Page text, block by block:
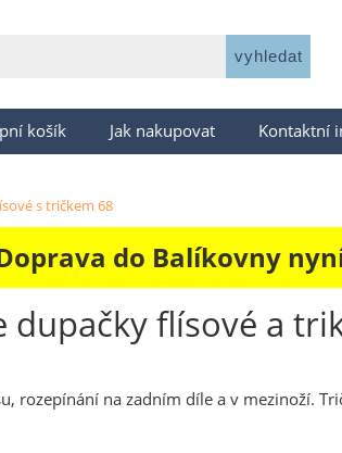
košík Jak nakupovat Kontaktní
s tričkem 68
do Balíkovny
flísové a
rozepínání na zadním díle a v mezinoží.